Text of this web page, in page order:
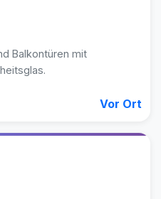
Balkontüren mit
Vor Ort